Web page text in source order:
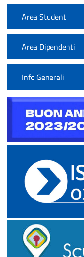
Area Studenti
Area Dipendenti
Info Generali